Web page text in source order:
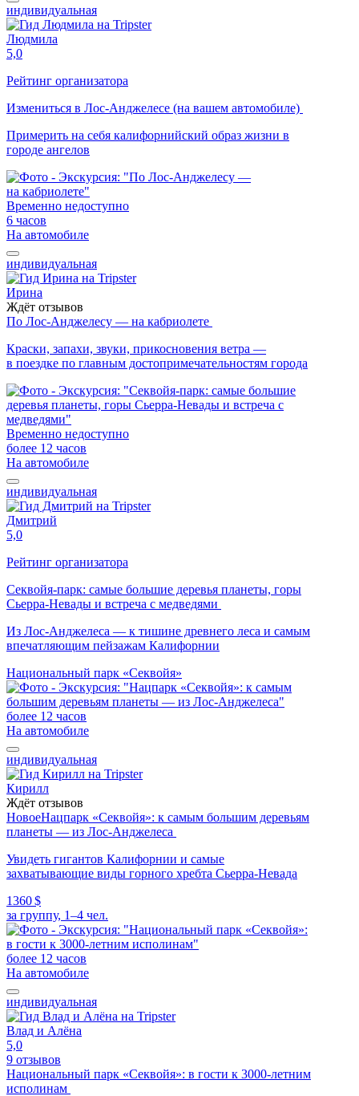
индивидуальная
Людмила
5,0
Рейтинг организатора
Измениться в Лос-Анджелесе (на вашем автомобиле)
Примерить на себя калифорнийский образ жизни в
городе ангелов
Временно недоступно
6 часов
На автомобиле
индивидуальная
Ирина
Ждёт отзывов
По Лос-Анджелесу — на кабриолете
Краски, запахи, звуки, прикосновения ветра —
в поездке по главным достопримечательностям города
Временно недоступно
более 12 часов
На автомобиле
индивидуальная
Дмитрий
5,0
Рейтинг организатора
Секвойя-парк: самые большие деревья планеты, горы
Сьерра-Невады и встреча с медведями
Из Лос-Анджелеса — к тишине древнего леса и самым
впечатляющим пейзажам Калифорнии
Национальный парк «Секвойя»
более 12 часов
На автомобиле
индивидуальная
Кирилл
Ждёт отзывов
НовоеНацпарк «Секвойя»: к самым большим деревьям
планеты — из Лос-Анджелеса
Увидеть гигантов Калифорнии и самые
захватывающие виды горного хребта Сьерра-Невада
1360 $
за группу, 1–4 чел.
более 12 часов
На автомобиле
индивидуальная
Влад и Алёна
5,0
9 отзывов
Национальный парк «Секвойя»: в гости к 3000-летним
исполинам